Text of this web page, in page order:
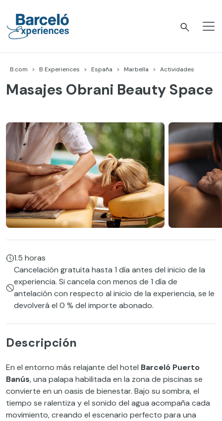
content
B.com B Experiences España Marbella Actividades
Masajes Obrani Beauty Space
1.5 horas
Cancelación gratuita hasta 1 día antes del inicio de la
experiencia. Si cancela con menos de 1 día de
antelación con respecto al inicio de la experiencia, se le
devolverá el 0 % del importe abonado.
Descripción
En el entorno más relajante del hotel Barceló Puerto
Banús, una palapa habilitada en la zona de piscinas se
convierte en un oasis de bienestar. Bajo su sombra, el
tiempo se ralentiza y el sonido del agua acompaña cada
movimiento, creando el escenario perfecto para una